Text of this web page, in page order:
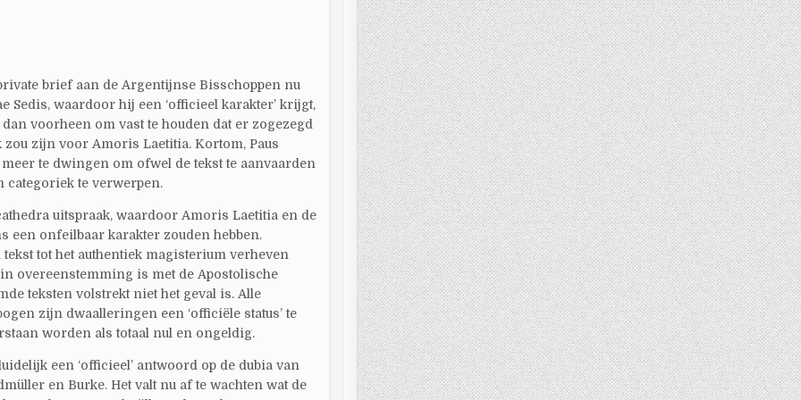
brief aan de Argentijnse Bisschoppen nu
Sedis, waardoor hij een ‘officieel karakter’ krijgt,
voorheen om vast te houden dat er zogezegd
zijn voor Amoris Laetitia. Kortom, Paus
te dwingen om ofwel de tekst te aanvaarden
te verwerpen.
uitspraak, waardoor Amoris Laetitia en de
een onfeilbaar karakter zouden hebben.
tekst tot het authentiek magisterium verheven
overeenstemming is met de Apostolische
teksten volstrekt niet het geval is. Alle
zijn dwaalleringen een ‘officiële status’ te
worden als totaal nul en ongeldig.
een ‘officieel’ antwoord op de dubia van
en Burke. Het valt nu af te wachten wat de